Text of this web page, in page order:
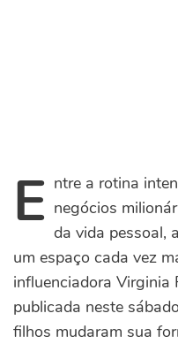
E ntre a rotina
negócios
da vida pessoal,
um espaço cada vez
influenciadora Virginia
publicada neste
filhos mudaram sua